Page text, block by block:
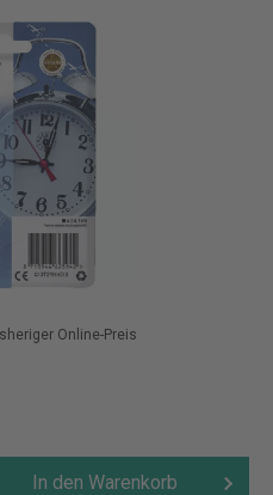
Online-Preis
In den Warenkorb